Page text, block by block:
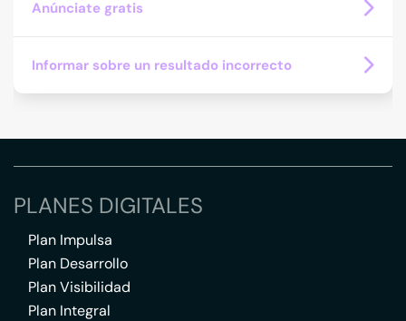
Anúnciate gratis
Informar sobre un resultado incorrecto
PLANES DIGITALES
Plan Impulsa
Plan Desarrollo
Plan Visibilidad
Plan Integral